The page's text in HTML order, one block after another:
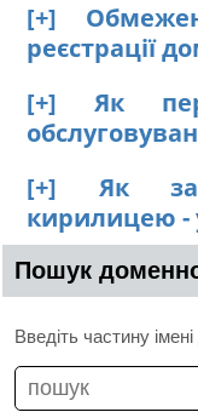
[+]
реєстрації
[+] Як
[+] Як
кирилицею -
Пошук
Введіть частину